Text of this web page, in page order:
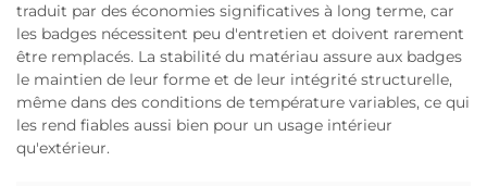
traduit par des économies significatives à long terme, car
les badges nécessitent peu d'entretien et doivent rarement
être remplacés. La stabilité du matériau assure aux badges
le maintien de leur forme et de leur intégrité structurelle,
même dans des conditions de température variables, ce qui
les rend fiables aussi bien pour un usage intérieur
qu'extérieur.